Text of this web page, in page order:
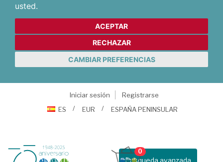
usted.
ACEPTAR
RECHAZAR
CAMBIAR PREFERENCIAS
Iniciar sesión
Registrarse
ES
EUR ESPAÑA PENINSULAR
Busqueda avanzada
0